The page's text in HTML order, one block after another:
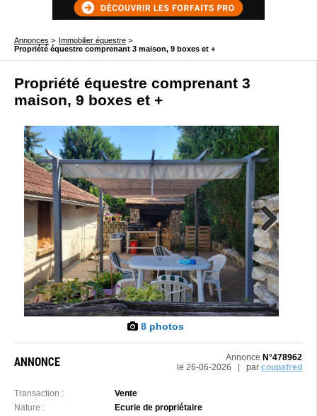
Annonces > Immobilier équestre >
Propriété équestre comprenant 3 maison, 9 boxes et +
Propriété équestre comprenant 3
maison, 9 boxes et +
Next
8 photos
ANNONCE Annonce N°478962
le 26-06-2026 | par coupafred
Transaction :
Vente
Nature :
Ecurie de propriétaire